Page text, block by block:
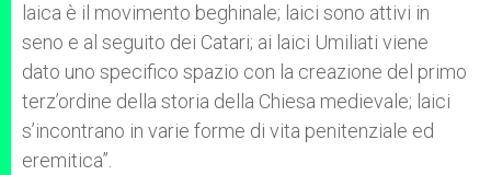
laica è il movimento beghinale; laici sono attivi in
seno e al seguito dei Catari; ai laici Umiliati viene
dato uno specifico spazio con la creazione del primo
terz’ordine della storia della Chiesa medievale; laici
s’incontrano in varie forme di vita penitenziale ed
eremitica”.